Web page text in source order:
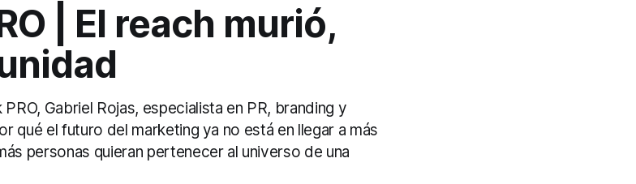
| El reach murió,
Gabriel Rojas, especialista en PR, branding y
qué el futuro del marketing ya no está en llegar a más
personas quieran pertenecer al universo de una